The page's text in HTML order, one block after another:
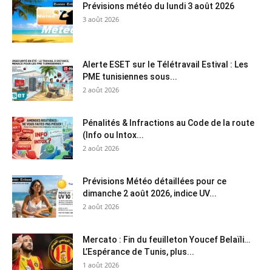
Prévisions météo du lundi 3 août 2026
3 août 2026
Alerte ESET sur le Télétravail Estival : Les
PME tunisiennes sous...
2 août 2026
Pénalités & Infractions au Code de la route
(Info ou Intox...
2 août 2026
Prévisions Météo détaillées pour ce
dimanche 2 août 2026, indice UV...
2 août 2026
Mercato : Fin du feuilleton Youcef Belaïli…
L’Espérance de Tunis, plus...
1 août 2026